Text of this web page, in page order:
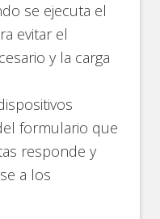
se ejecuta el
evitar el
y la carga
formulario que
responde y
a los